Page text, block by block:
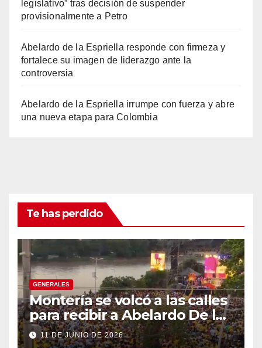
legislativo” tras decisión de suspender
provisionalmente a Petro
Abelardo de la Espriella responde con firmeza y
fortalece su imagen de liderazgo ante la
controversia
Abelardo de la Espriella irrumpe con fuerza y abre
una nueva etapa para Colombia
Te has perdido
GENERALES
Montería se volcó a las calles
para recibir a Abelardo De la
Espriella
11 DE JUNIO DE 2026